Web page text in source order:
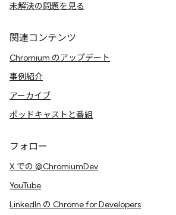
未解決の問題を見る
関連コンテンツ
Chromium のアップデート
事例紹介
アーカイブ
ポッドキャストと番組
フォロー
X での @ChromiumDev
YouTube
LinkedIn の Chrome for Developers